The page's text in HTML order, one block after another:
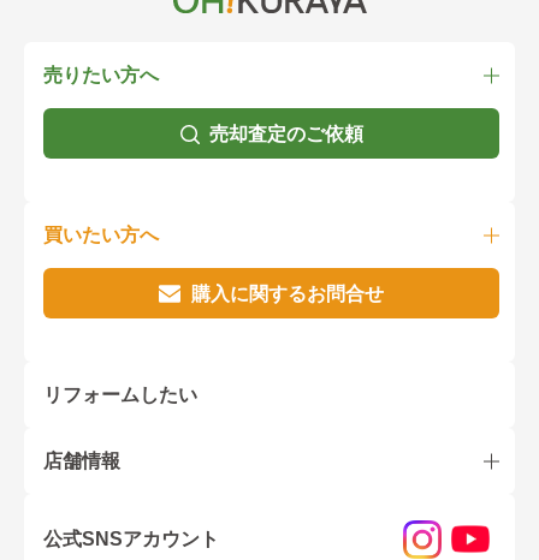
売りたい方へ
売却査定のご依頼
買いたい方へ
購入に関するお問合せ
リフォームしたい
店舗情報
公式SNSアカウント